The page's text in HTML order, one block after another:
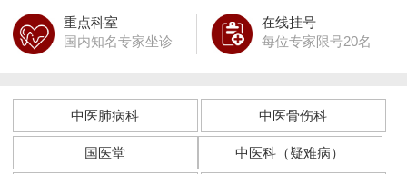
重点科室
国内知名专家坐诊
在线挂号
每位专家限号20名
中医肺病科 中医骨伤科
国医堂 中医科（疑难病）